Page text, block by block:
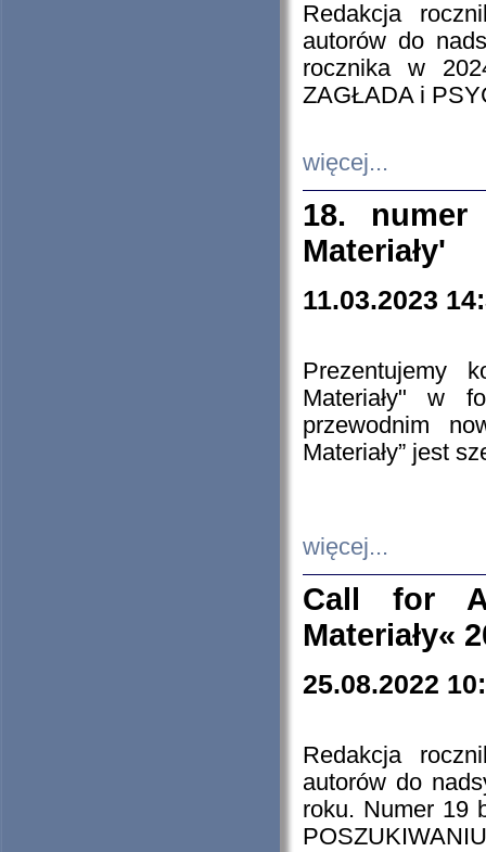
Redakcja
autorów do
rocznika w
ZAGŁADA i
więcej...
18. numer
Materiały'
11.03.2023
Prezentujemy
Materiały" w
przewodnim
Materiały” jest
więcej...
Call for
Materiały«
25.08.2022
Redakcja
autorów do
roku. Numer 19